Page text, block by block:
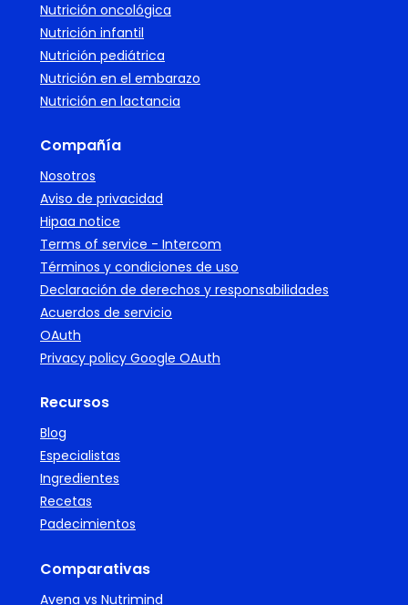
Nutrición oncológica
Nutrición infantil
Nutrición pediátrica
Nutrición en el embarazo
Nutrición en lactancia
Compañía
Nosotros
Aviso de privacidad
Hipaa notice
Terms of service - Intercom
Términos y condiciones de uso
Declaración de derechos y responsabilidades
Acuerdos de servicio
OAuth
Privacy policy Google OAuth
Recursos
Blog
Especialistas
Ingredientes
Recetas
Padecimientos
Comparativas
Avena vs Nutrimind